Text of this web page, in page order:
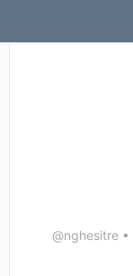
@nghesitre •